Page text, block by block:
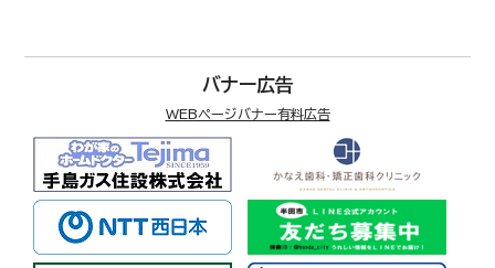
バナー広告
WEBページバナー有料広告